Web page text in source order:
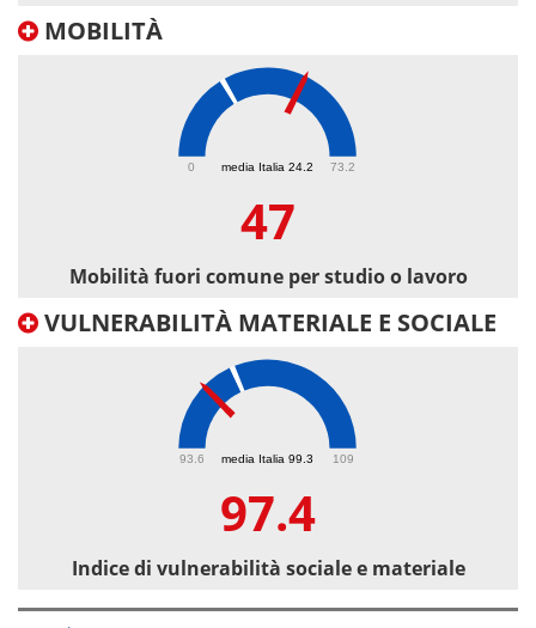
MOBILITÀ
media Italia 24.2
0 73.2
47
Mobilità fuori comune per studio o lavoro
VULNERABILITÀ MATERIALE E SOCIALE
media Italia 99.3
93.6 109
97.4
Indice di vulnerabilità sociale e materiale